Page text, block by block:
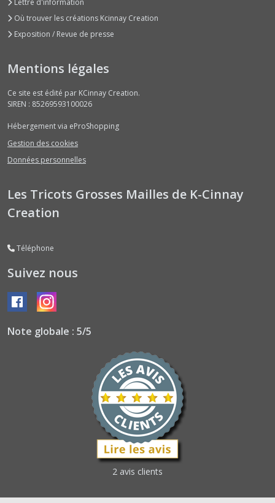
Lettre d'information
Où trouver les créations Kcinnay Creation
Exposition / Revue de presse
Mentions légales
Ce site est édité par KCinnay Creation.
SIREN : 85269593100026
Hébergement via eProShopping
Gestion des cookies
Données personnelles
Les Tricots Grosses Mailles de K-Cinnay
Creation
Téléphone
Suivez nous
Note globale : 5/5
2 avis clients